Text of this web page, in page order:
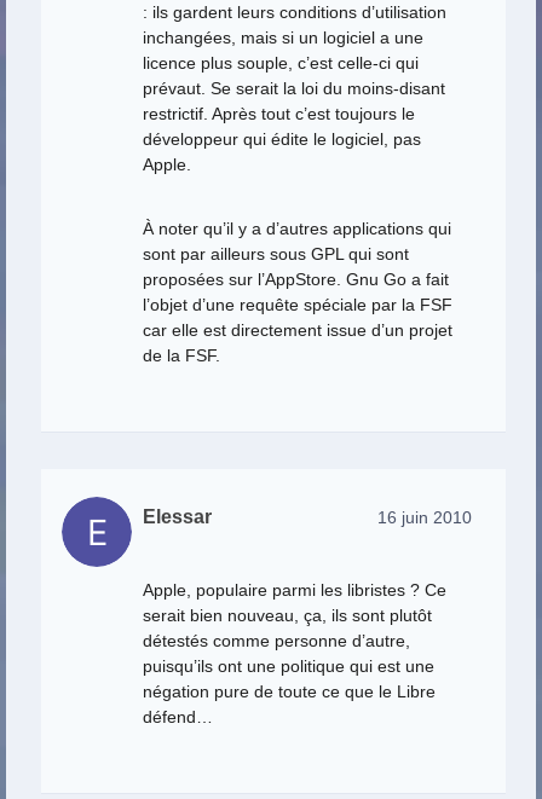
: ils gardent leurs conditions d’utilisation
inchangées, mais si un logiciel a une
licence plus souple, c’est celle-ci qui
prévaut. Se serait la loi du moins-disant
restrictif. Après tout c’est toujours le
développeur qui édite le logiciel, pas
Apple.
À noter qu’il y a d’autres applications qui
sont par ailleurs sous GPL qui sont
proposées sur l’AppStore. Gnu Go a fait
l’objet d’une requête spéciale par la FSF
car elle est directement issue d’un projet
de la FSF.
Elessar 16 juin 2010
Apple, populaire parmi les libristes ? Ce
serait bien nouveau, ça, ils sont plutôt
détestés comme personne d’autre,
puisqu’ils ont une politique qui est une
négation pure de toute ce que le Libre
défend…